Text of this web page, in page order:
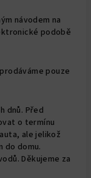
návodem na
podobě
pouze
dnů. Před
o termínu
ale jelikož
do domu.
Děkujeme za